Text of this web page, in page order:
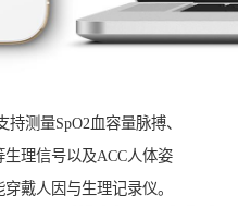
测量SpO2血容量脉搏、
理信号以及ACC人体姿
戴人因与生理记录仪。